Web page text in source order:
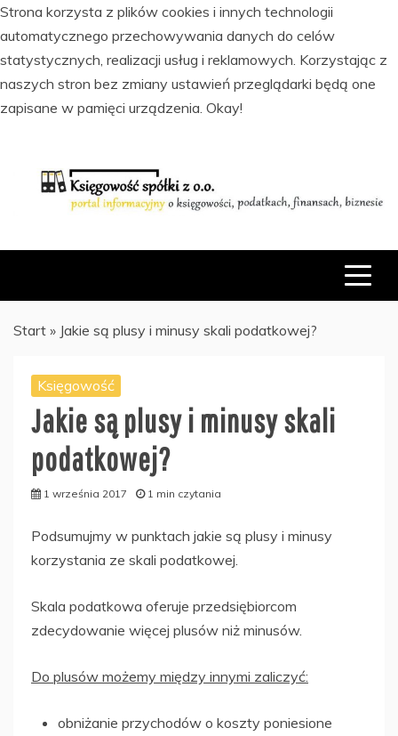
Strona korzysta z plików cookies i innych technologii
automatycznego przechowywania danych do celów
statystycznych, realizacji usług i reklamowych. Korzystając z
naszych stron bez zmiany ustawień przeglądarki będą one
zapisane w pamięci urządzenia. Okay!
FINANSACH I BIZNESIE
Start » Jakie są plusy i minusy skali podatkowej?
Księgowość
Jakie są plusy i minusy skali
podatkowej?
1 września 2017 1 min czytania
Podsumujmy w punktach jakie są plusy i minusy
korzystania ze skali podatkowej.
Skala podatkowa oferuje przedsiębiorcom
zdecydowanie więcej plusów niż minusów.
Do plusów możemy między innymi zaliczyć:
obniżanie przychodów o koszty poniesione